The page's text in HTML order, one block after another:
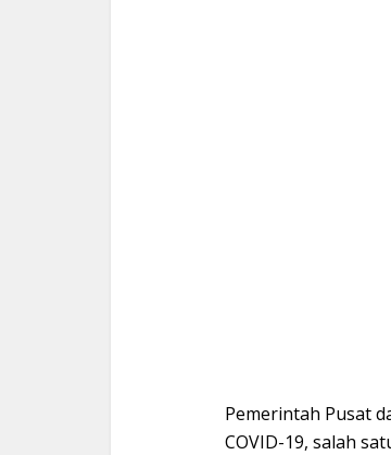
Pemerintah Pusat
COVID-19, salah